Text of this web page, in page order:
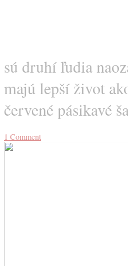
sú druhí ľudia
majú lepší život
červené pásikavé
1 Comment